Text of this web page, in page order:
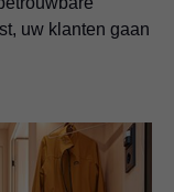
uw klanten gaan